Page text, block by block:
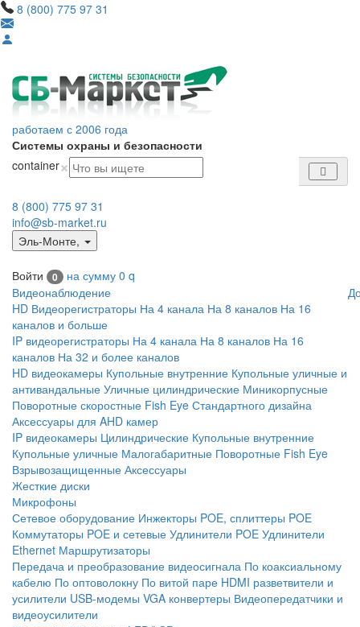
8 (800) 775 97 31
работаем с 2006 года
Системы охраны и безопасности
container×
8 (800) 775 97 31
info@sb-market.ru
Эль-Монте,
Войти 0 на сумму 0 q
Видеонаблюдение
HD Видеорегистраторы На 4 канала На 8 каналов На 16
каналов и больше
IP видеорегистраторы На 4 канала На 8 каналов На 16
каналов На 32 и более каналов
HD видеокамеры Купольные внутренние Купольные уличные и
антивандальные Уличные цилиндрические Миникорпусные
Поворотные скоростные Fish Eye Стандартного дизайна
Аксессуары для AHD камер
IP видеокамеры Цилиндрические Купольные внутренние
Купольные уличные Малогабаритные Поворотные Fish Eye
Взрывозащищенные Аксессуары
Жесткие диски
Микрофоны
Сетевое оборудование Инжекторы POE, сплиттеры POE
Коммутаторы POE и сетевые Удлинители POE Удлинители
Ethernet Маршрутизаторы
Передача и преобразование видеосигнала По коаксиальному
кабелю По оптоволокну По витой паре HDMI разветвители и
усилители USB-модемы VGA конвертеры Видеопередатчики и
видеоусилители